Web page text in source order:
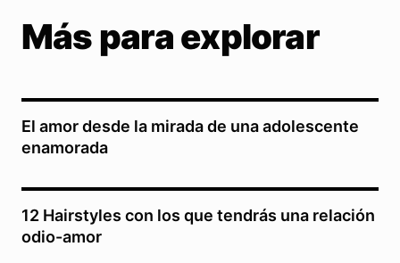
Más para explorar
El amor desde la mirada de una adolescente
enamorada
12 Hairstyles con los que tendrás una relación
odio-amor